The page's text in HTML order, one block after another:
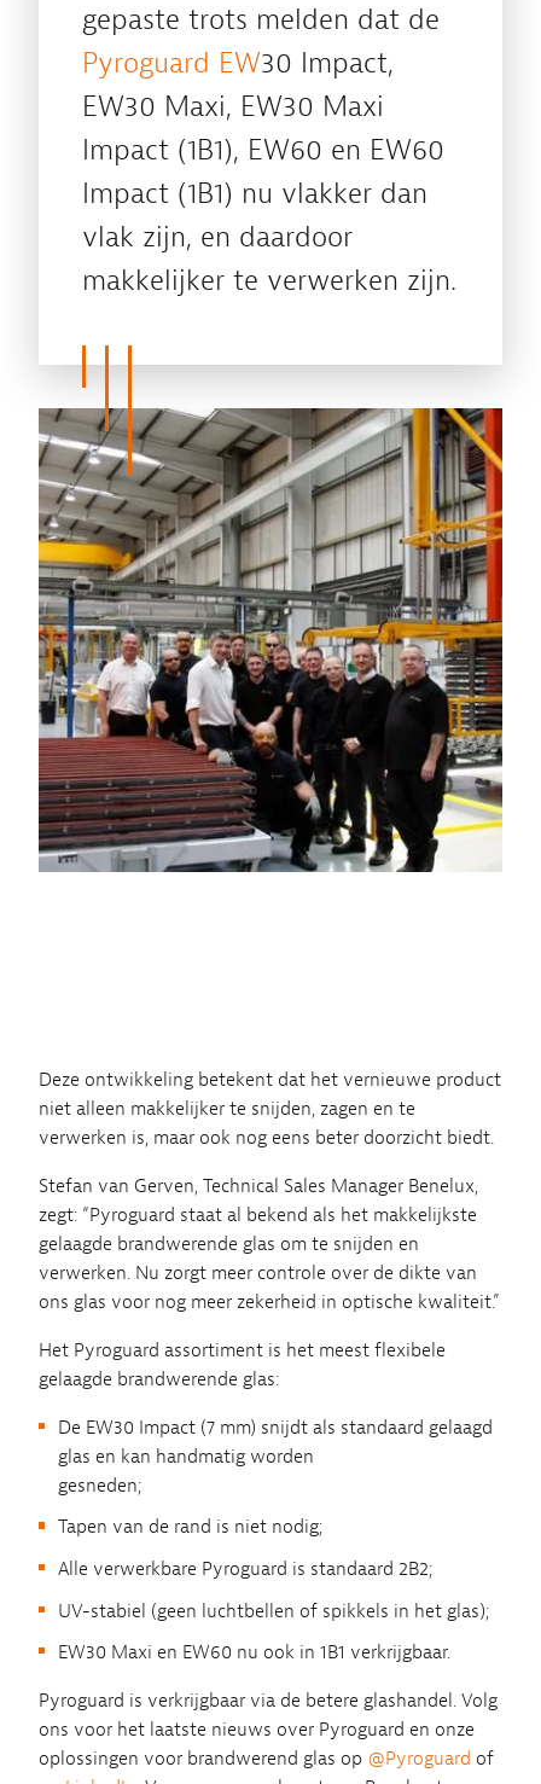
gepaste trots melden dat de
Pyroguard EW30 Impact,
EW30 Maxi, EW30 Maxi
Impact (1B1), EW60 en EW60
Impact (1B1) nu vlakker dan
vlak zijn, en daardoor
makkelijker te verwerken zijn.
Deze ontwikkeling betekent dat het vernieuwe product
niet alleen makkelijker te snijden, zagen en te
verwerken is, maar ook nog eens beter doorzicht biedt.
Stefan van Gerven, Technical Sales Manager Benelux,
zegt: “Pyroguard staat al bekend als het makkelijkste
gelaagde brandwerende glas om te snijden en
verwerken. Nu zorgt meer controle over de dikte van
ons glas voor nog meer zekerheid in optische kwaliteit.”
Het Pyroguard assortiment is het meest flexibele
gelaagde brandwerende glas:
De EW30 Impact (7 mm) snijdt als standaard gelaagd
glas en kan handmatig worden
gesneden;
Tapen van de rand is niet nodig;
Alle verwerkbare Pyroguard is standaard 2B2;
UV-stabiel (geen luchtbellen of spikkels in het glas);
EW30 Maxi en EW60 nu ook in 1B1 verkrijgbaar.
Pyroguard is verkrijgbaar via de betere glashandel. Volg
ons voor het laatste nieuws over Pyroguard en onze
oplossingen voor brandwerend glas op @Pyroguard of